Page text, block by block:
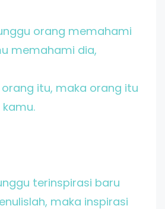
orang memahami
memahami dia,
itu, maka orang itu
terinspirasi baru
maka inspirasi